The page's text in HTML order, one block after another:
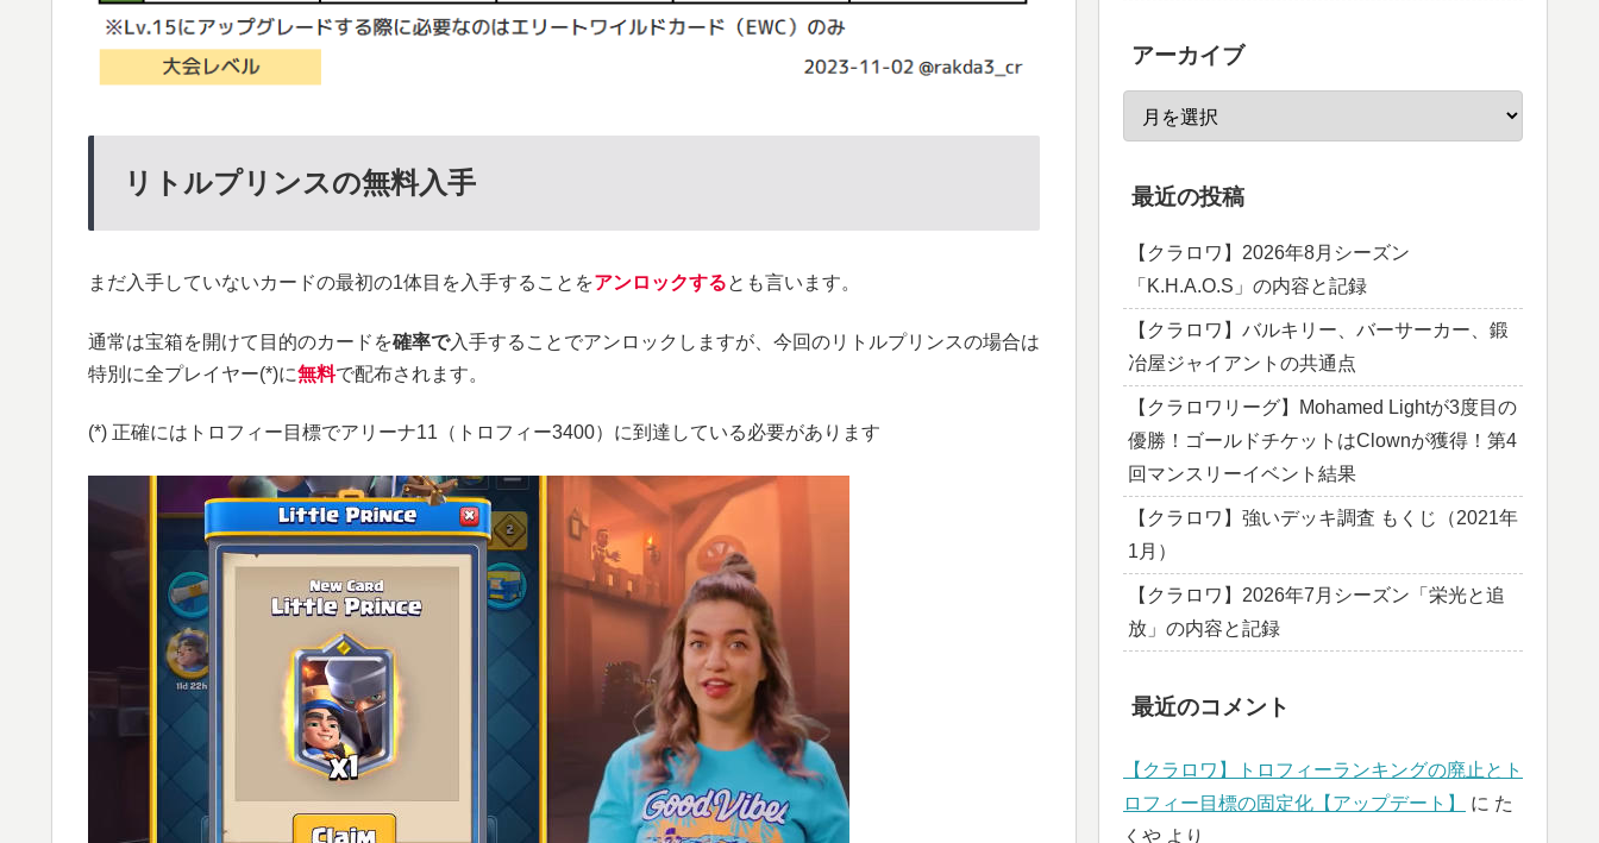
リトルプリンスの無料入手
まだ入手していないカードの最初の1体目を入手することをアンロックするとも言います。
通常は宝箱を開けて目的のカードを確率で入手することでアンロックしますが、今回のリトルプリンスの場合は
特別に全プレイヤー(*)に無料で配布されます。
(*) 正確にはトロフィー目標でアリーナ11（トロフィー3400）に到達している必要があります
アーカイブ
最近の投稿
【クラロワ】2026年8月シーズン
「K.H.A.O.S」の内容と記録
【クラロワ】バルキリー、バーサーカー、鍛
冶屋ジャイアントの共通点
【クラロワリーグ】Mohamed Lightが3度目の
優勝！ゴールドチケットはClownが獲得！第4
回マンスリーイベント結果
【クラロワ】強いデッキ調査 もくじ（2021年
1月）
【クラロワ】2026年7月シーズン「栄光と追
放」の内容と記録
最近のコメント
【クラロワ】トロフィーランキングの廃止とト
ロフィー目標の固定化【アップデート】
に た
くや より